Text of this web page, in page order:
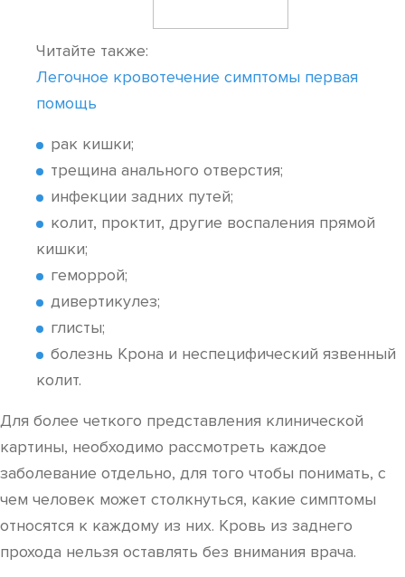
Читайте также:
Легочное кровотечение симптомы первая
помощь
рак кишки;
трещина анального отверстия;
инфекции задних путей;
колит, проктит, другие воспаления прямой
кишки;
геморрой;
дивертикулез;
глисты;
болезнь Крона и неспецифический язвенный
колит.
Для более четкого представления клинической
картины, необходимо рассмотреть каждое
заболевание отдельно, для того чтобы понимать, с
чем человек может столкнуться, какие симптомы
относятся к каждому из них. Кровь из заднего
прохода нельзя оставлять без внимания врача.